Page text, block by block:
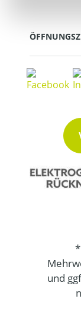
und